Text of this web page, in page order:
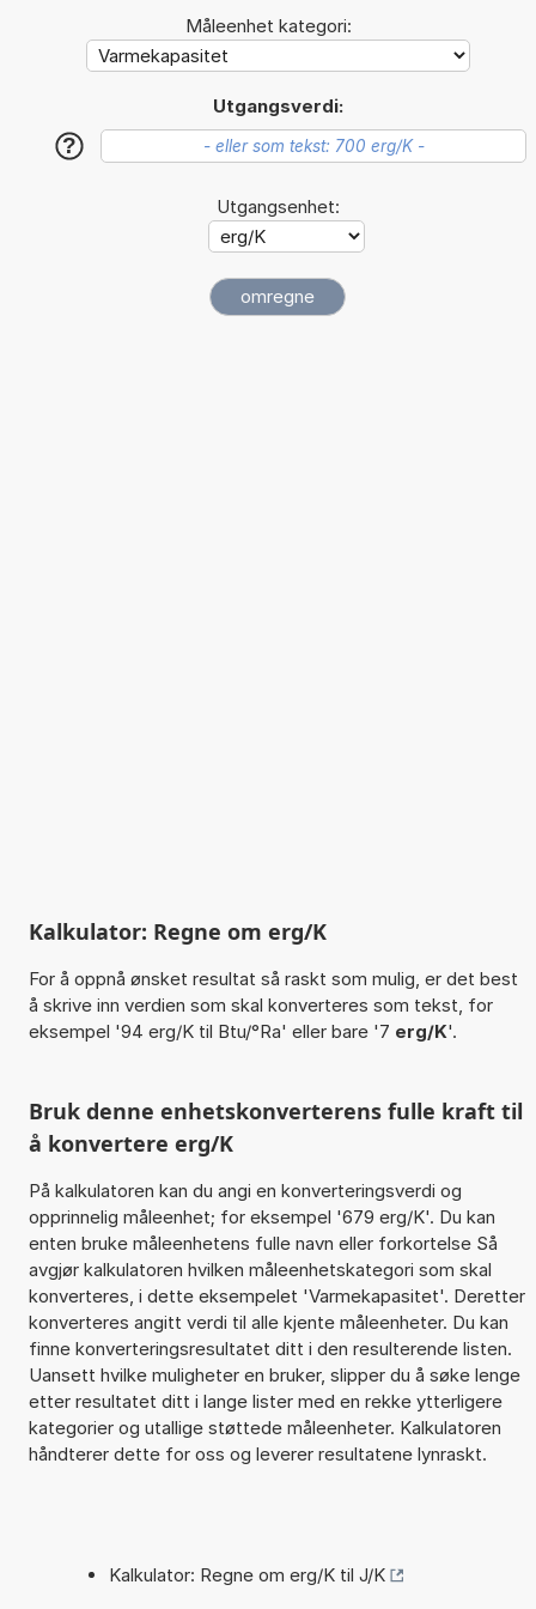
Måleenhet kategori:
Utgangsverdi:
?
Utgangsenhet:
Kalkulator: Regne om erg/K
For å oppnå ønsket resultat så raskt som mulig, er det best
å skrive inn verdien som skal konverteres som tekst, for
eksempel '94 erg/K til Btu/°Ra' eller bare '7 erg/K'.
Bruk denne enhetskonverterens fulle kraft til
å konvertere erg/K
På kalkulatoren kan du angi en konverteringsverdi og
opprinnelig måleenhet; for eksempel '679 erg/K'. Du kan
enten bruke måleenhetens fulle navn eller forkortelse Så
avgjør kalkulatoren hvilken måleenhetskategori som skal
konverteres, i dette eksempelet 'Varmekapasitet'. Deretter
konverteres angitt verdi til alle kjente måleenheter. Du kan
finne konverteringsresultatet ditt i den resulterende listen.
Uansett hvilke muligheter en bruker, slipper du å søke lenge
etter resultatet ditt i lange lister med en rekke ytterligere
kategorier og utallige støttede måleenheter. Kalkulatoren
håndterer dette for oss og leverer resultatene lynraskt.
Kalkulator: Regne om erg/K til J/K